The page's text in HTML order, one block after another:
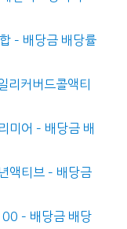
– 배당금 배당률
리커버드콜액티
미어 – 배당금 배
액티브 – 배당금
– 배당금 배당